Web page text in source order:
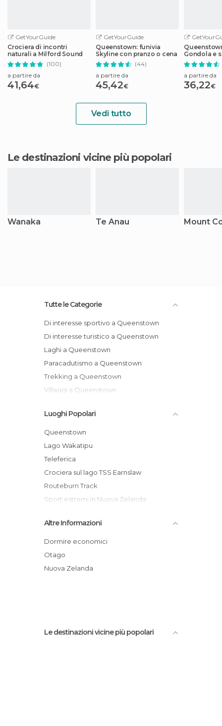
GetYourGuide
Crociera di incontri
naturali a Milford Sound
(100)
a partire da
41,64€
GetYourGuide
Queenstown: funivia
Skyline con pranzo o cena
(44)
a partire da
45,42€
Gondola e
a partire da
36,22€
Vedi tutto
Le destinazioni vicine più popolari
Wanaka Te Anau Mount
Tutte le Categorie
Di interesse sportivo a Queenstown
Di interesse turistico a Queenstown
Laghi a Queenstown
Paracadutismo a Queenstown
Trekking a Queenstown
Villaggi a Queenstown
Luoghi Popolari
Queenstown
Lago Wakatipu
Teleferica
Crociera sul lago TSS Earnslaw
Routeburn Track
Sport estremi in Nuova Zelanda
Dart River
Nzone Skydive
Giardino Botanico
Tour del Signore degli Anelli
Altre Informazioni
Dormire economici
Otago
Nuova Zelanda
Le destinazioni vicine più popolari